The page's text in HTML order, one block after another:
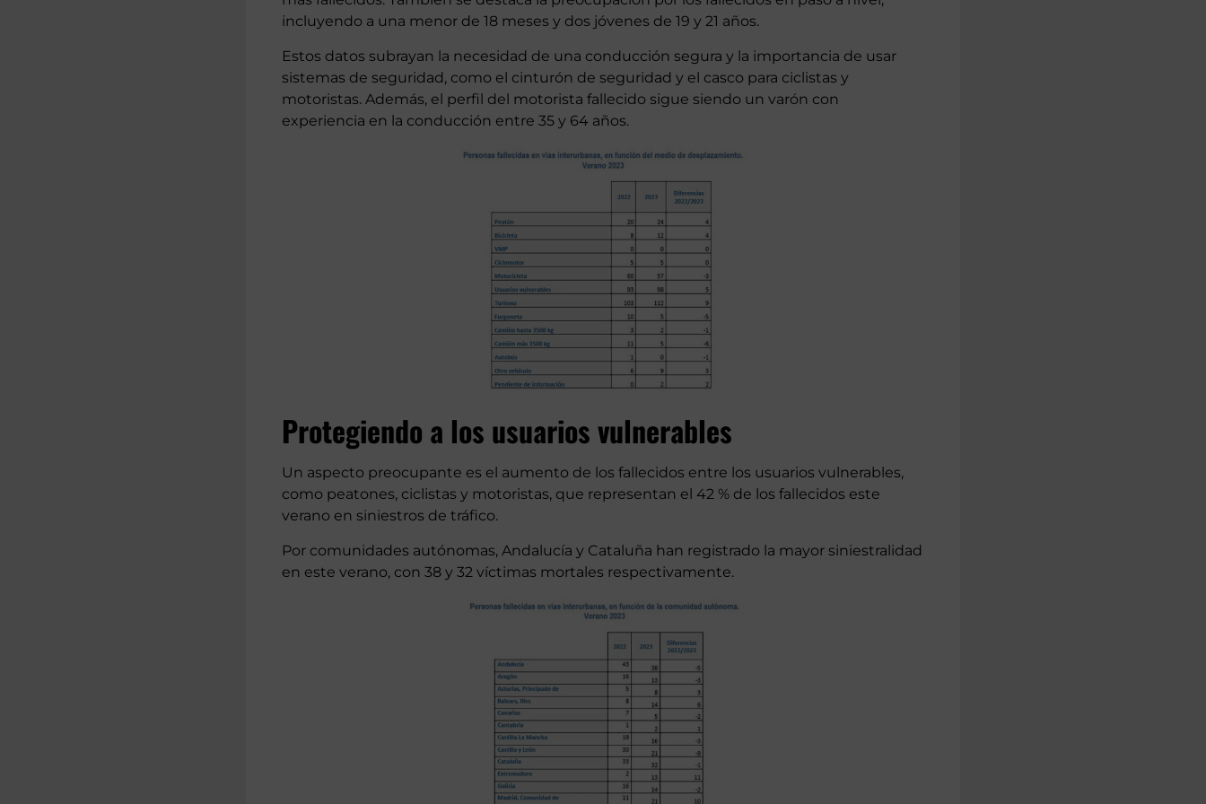
incluyendo a una menor de 18 meses y dos jóvenes de 19 y 21 años.
Estos datos subrayan la necesidad de una conducción segura y la importancia de usar
sistemas de seguridad, como el cinturón de seguridad y el casco para ciclistas y
motoristas. Además, el perfil del motorista fallecido sigue siendo un varón con
experiencia en la conducción entre 35 y 64 años.
Protegiendo a los usuarios vulnerables
Un aspecto preocupante es el aumento de los fallecidos entre los usuarios vulnerables,
como peatones, ciclistas y motoristas, que representan el 42 % de los fallecidos este
verano en siniestros de tráfico.
Por comunidades autónomas, Andalucía y Cataluña han registrado la mayor siniestralidad
en este verano, con 38 y 32 víctimas mortales respectivamente.